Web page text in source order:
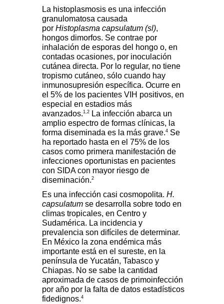
La histoplasmosis es una infección
granulomatosa causada
por Histoplasma capsulatum (sl),
hongos dimorfos. Se contrae por
inhalación de esporas del hongo o, en
contadas ocasiones, por inoculación
cutánea directa. Por lo regular, no tiene
tropismo cutáneo, sólo cuando hay
inmunosupresión específica. Ocurre en
el 5% de los pacientes VIH positivos, en
especial en estadios más
avanzados.1,2
La infección abarca un
amplio espectro de formas clínicas, la
forma diseminada es la más grave.4 Se
ha reportado hasta en el 75% de los
casos como primera manifestación de
infecciones oportunistas en pacientes
con SIDA con mayor riesgo de
diseminación.2
Es una infección casi cosmopolita. H.
capsulatum se desarrolla sobre todo en
climas tropicales, en Centro y
Sudamérica. La incidencia y
prevalencia son difíciles de determinar.
En México la zona endémica más
importante está en el sureste, en la
península de Yucatán, Tabasco y
Chiapas. No se sabe la cantidad
aproximada de casos de primoinfección
por año por la falta de datos estadísticos
fidedignos.4